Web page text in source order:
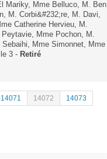
Mariky, Mme Belluco, M. Ben
M. Corbi&#232;re, M. Davi,
Catherine Hervieu, M.
Mme Pochon, M.
Mme Simonnet, Mme
3 - Retiré
14071 14072
14073